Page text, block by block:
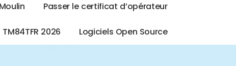
Moulin Passer le certificat d’opérateur
TM84TFR 2026 Logiciels Open Source